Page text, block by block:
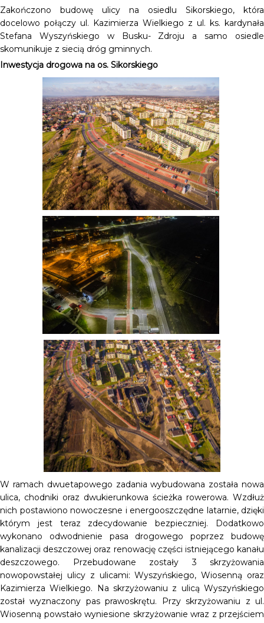
Zakończono budowę ulicy na osiedlu Sikorskiego, która
docelowo połączy ul. Kazimierza Wielkiego z ul. ks. kardynała
Stefana Wyszyńskiego w Busku- Zdroju a samo osiedle
skomunikuje z siecią dróg gminnych.
Inwestycja drogowa na os. Sikorskiego
W ramach dwuetapowego zadania wybudowana została nowa
ulica, chodniki oraz dwukierunkowa ścieżka rowerowa. Wzdłuż
nich postawiono nowoczesne i energooszczędne latarnie, dzięki
którym jest teraz zdecydowanie bezpieczniej. Dodatkowo
wykonano odwodnienie pasa drogowego poprzez budowę
kanalizacji deszczowej oraz renowację części istniejącego kanału
deszczowego. Przebudowane zostały 3 skrzyżowania
nowopowstałej ulicy z ulicami: Wyszyńskiego, Wiosenną oraz
Kazimierza Wielkiego. Na skrzyżowaniu z ulicą Wyszyńskiego
został wyznaczony pas prawoskrętu. Przy skrzyżowaniu z ul.
Wiosenną powstało wyniesione skrzyżowanie wraz z przejściem